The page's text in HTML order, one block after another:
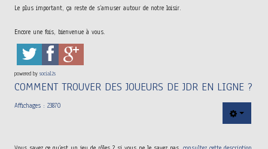
Le plus important, ça reste de s’amuser autour de notre loisir.
Encore une fois, bienvenue à vous.
powered by social2s
COMMENT TROUVER DES JOUEURS DE JDR EN LIGNE ?
Affichages : 23870